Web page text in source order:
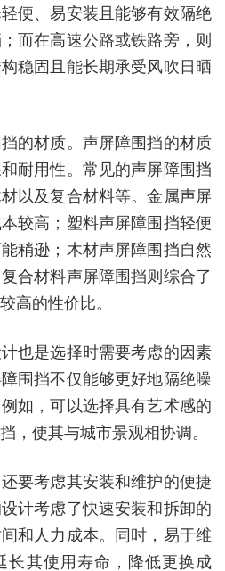
便、易安装且能够有效隔绝
而在高速公路或铁路旁，则
稳固且能长期承受风吹日晒
的材质。声屏障围挡的材质
耐用性。常见的声屏障围挡
以及复合材料等。金属声屏
较高；塑料声屏障围挡轻便
稍逊；木材声屏障围挡自然
合材料声屏障围挡则综合了
高的性价比。
也是选择时需要考虑的因素
围挡不仅能够更好地隔绝噪
如，可以选择具有艺术感的
，使其与城市景观相协调。
要考虑其安装和维护的便捷
计考虑了快速安装和拆卸的
和人力成本。同时，易于维
长其使用寿命，降低更换成